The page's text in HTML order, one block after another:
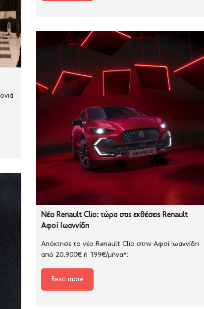
Νέο Renault Clio: τώρα στις εκθέσεις Renault
Αφοί Ιωαννίδη
Απόκτησε το νέο Renault Clio στην Αφοί Ιωαννίδη
από 20.900€ ή 199€/μήνα*!
Read more